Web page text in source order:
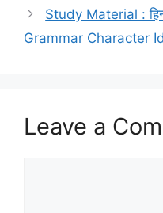
Study Material :
Grammar Character
Leave a